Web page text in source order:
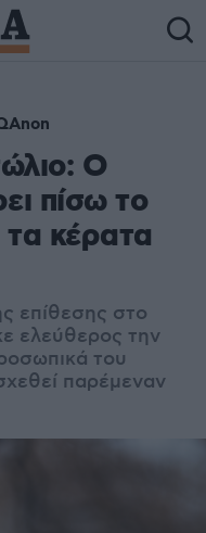
Ο
πίσω το
κέρατα
επίθεσης στο
ελεύθερος την
του
παρέμεναν